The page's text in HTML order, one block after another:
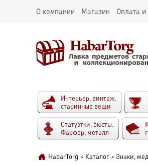
О компании Магазин Оплата и
Интерьер, винтаж,
старинные вещи
Статуэтки, бюсты.
Фарфор, металл
HabarTorg > Каталог > Знаки,